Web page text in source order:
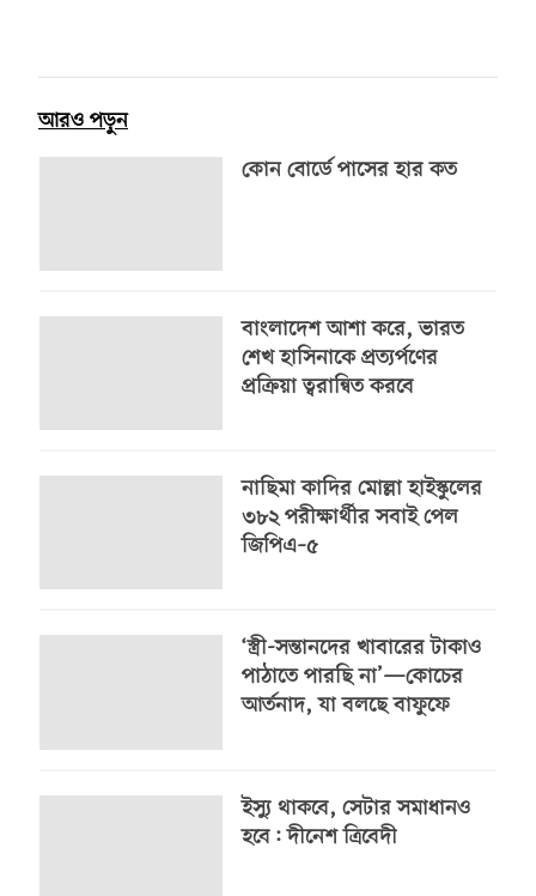
আরও পড়ুন
কোন বোর্ডে পাসের হার কত
বাংলাদেশ আশা করে, ভারত
শেখ হাসিনাকে প্রত্যর্পণের
প্রক্রিয়া ত্বরান্বিত করবে
নাছিমা কাদির মোল্লা হাইস্কুলের
৩৮২ পরীক্ষার্থীর সবাই পেল
জিপিএ–৫
‘স্ত্রী-সন্তানদের খাবারের টাকাও
পাঠাতে পারছি না’—কোচের
আর্তনাদ, যা বলছে বাফুফে
ইস্যু থাকবে, সেটার সমাধানও
হবে: দীনেশ ত্রিবেদী